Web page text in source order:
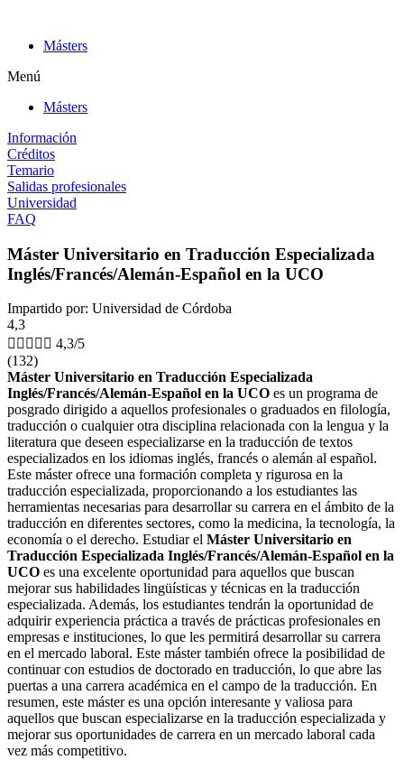
contenidoMásters
Menú
Másters
Información
Créditos
Temario
Salidas profesionales
Universidad
FAQ
Máster Universitario en Traducción Especializada
Inglés/Francés/Alemán-Español en la UCO
Impartido por: Universidad de Córdoba
4,3
     4,3/5
(132)
Máster Universitario en Traducción Especializada
Inglés/Francés/Alemán-Español en la UCO es un programa de
posgrado dirigido a aquellos profesionales o graduados en filología,
traducción o cualquier otra disciplina relacionada con la lengua y la
literatura que deseen especializarse en la traducción de textos
especializados en los idiomas inglés, francés o alemán al español.
Este máster ofrece una formación completa y rigurosa en la
traducción especializada, proporcionando a los estudiantes las
herramientas necesarias para desarrollar su carrera en el ámbito de la
traducción en diferentes sectores, como la medicina, la tecnología, la
economía o el derecho. Estudiar el Máster Universitario en
Traducción Especializada Inglés/Francés/Alemán-Español en la
UCO es una excelente oportunidad para aquellos que buscan
mejorar sus habilidades lingüísticas y técnicas en la traducción
especializada. Además, los estudiantes tendrán la oportunidad de
adquirir experiencia práctica a través de prácticas profesionales en
empresas e instituciones, lo que les permitirá desarrollar su carrera
en el mercado laboral. Este máster también ofrece la posibilidad de
continuar con estudios de doctorado en traducción, lo que abre las
puertas a una carrera académica en el campo de la traducción. En
resumen, este máster es una opción interesante y valiosa para
aquellos que buscan especializarse en la traducción especializada y
mejorar sus oportunidades de carrera en un mercado laboral cada
vez más competitivo.